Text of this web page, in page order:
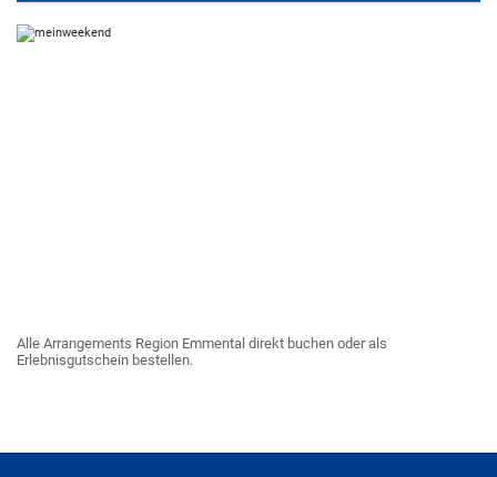
Alle Arrangements Region Emmental direkt buchen oder als
Erlebnisgutschein bestellen.